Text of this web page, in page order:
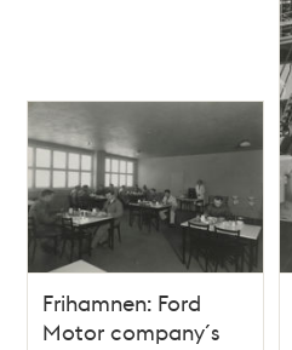
Frihamnen: Ford
Motor company´s